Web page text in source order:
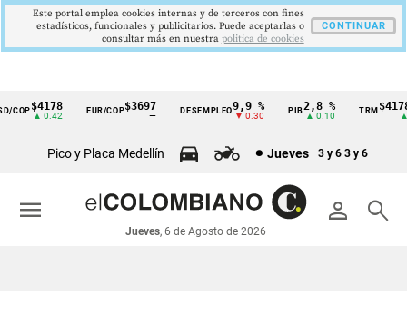
Cintillo
económicos
Colombia
$4178
▲ 0.42
EUR/COP$3697 DESEMPLEO 9,9 %
▼ 0.30
PIB2,8 %
▲ 0.10
TRM
▲
Pico y Placa Medellín Jueves 3 y 6 3 y 6
person search
Jueves, 6 de Agosto de 2026
menu
Este portal emplea cookies internas y de terceros con fines
estadísticos, funcionales y publicitarios. Puede aceptarlas o
consultar más en nuestra politica de cookies
CONTINUAR